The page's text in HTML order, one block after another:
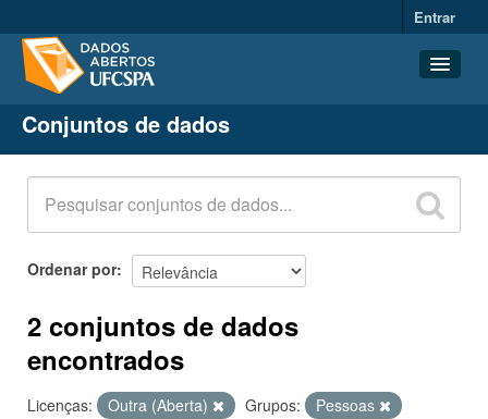
Entrar
Conjuntos de dados
Organizações
Grupos
Sobre
Conjuntos de dados
Ordenar por
2 conjuntos de dados
encontrados
Licenças: Outra (Aberta) Grupos:
Pessoas